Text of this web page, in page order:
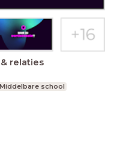
relaties
Middelbare school